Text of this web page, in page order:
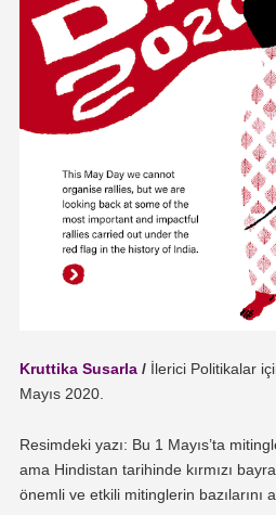
Kruttika Susarla/ İlerici Politikalar
Mayıs 2020.
Resimdeki yazı: Bu 1 Mayıs’ta
ama Hindistan tarihinde kırmızı
önemli ve etkili mitinglerin bazılarını